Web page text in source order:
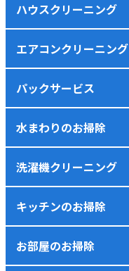
ハウスクリーニング
エアコンクリーニング
パックサービス
水まわりのお掃除
洗濯機クリーニング
キッチンのお掃除
お部屋のお掃除